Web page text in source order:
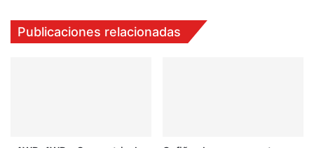
Publicaciones relacionadas